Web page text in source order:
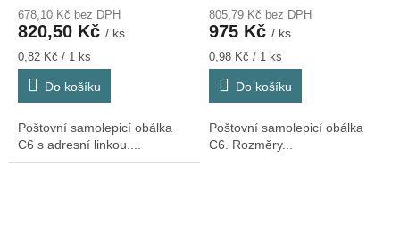
678,10 Kč bez DPH
820,50 Kč / ks
Měrná
cena:
0,82 Kč / 1 ks
Do košíku
Poštovní samolepicí obálka
C6 s adresní linkou....
805,79 Kč bez DPH
975 Kč / ks
Měrná
cena:
0,98 Kč / 1 ks
Do košíku
Poštovní samolepicí obálka
C6. Rozměry...